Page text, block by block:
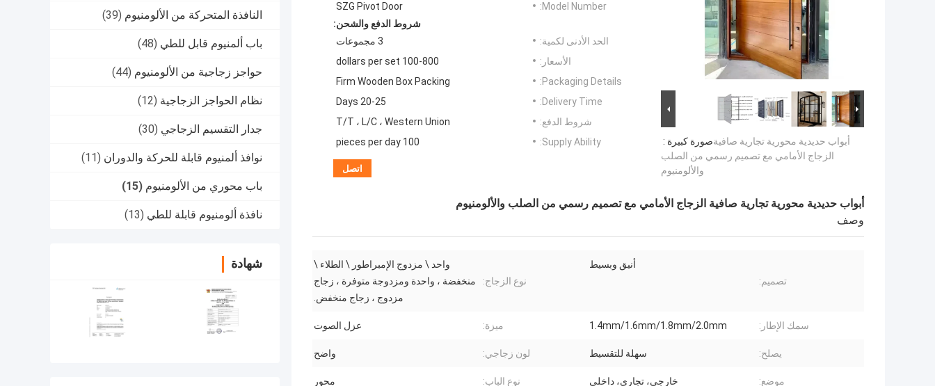
النافذة المتحركة من الألومنيوم (39)
باب ألمنيوم قابل للطي (48)
حواجز زجاجية من الألومنيوم (44)
نظام الحواجز الزجاجية (12)
جدار التقسيم الزجاجي (30)
نوافذ ألمنيوم قابلة للحركة والدوران (11)
باب محوري من الألومنيوم (15)
نافذة ألومنيوم قابلة للطي (13)
شهادة
صورة كبيرة :أبواب حديدية محورية تجارية صافية
الزجاج الأمامي مع تصميم رسمي من الصلب
والألومنيوم
Model Number:
SZG Pivot Door
شروط الدفع والشحن:
الحد الأدنى لكمية:
3 مجموعات
الأسعار:
100-800 dollars per set
Packaging Details:
Firm Wooden Box Packing
Delivery Time:
20-25 Days
شروط الدفع:
T/T ، L/C ، Western Union
Supply Ability:
100 pieces per day
اتصل
أبواب حديدية محورية تجارية صافية الزجاج الأمامي مع تصميم رسمي من الصلب والألومنيوم
وصف
تصميم:
أنيق وبسيط
نوع الزجاج:
واحد \ مزدوج الإمبراطور \ الطلاء \
منخفضة ، واحدة ومزدوجة متوفرة ، زجاج
مزدوج ، زجاج منخفض.
سمك الإطار: 1.4mm/1.6mm/1.8mm/2.0mm ميزة: عزل الصوت
يصلح: سهلة للتقسيط لون زجاجي: واضح
موضع: خارجي، تجاري، داخلي نوع الباب: محور